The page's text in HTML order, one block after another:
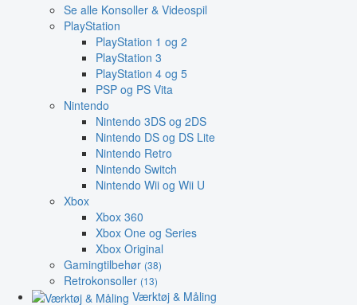
Se alle Konsoller & Videospil
PlayStation
PlayStation 1 og 2
PlayStation 3
PlayStation 4 og 5
PSP og PS Vita
Nintendo
Nintendo 3DS og 2DS
Nintendo DS og DS Lite
Nintendo Retro
Nintendo Switch
Nintendo Wii og Wii U
Xbox
Xbox 360
Xbox One og Series
Xbox Original
Gamingtilbehør (38)
Retrokonsoller (13)
Værktøj & Måling